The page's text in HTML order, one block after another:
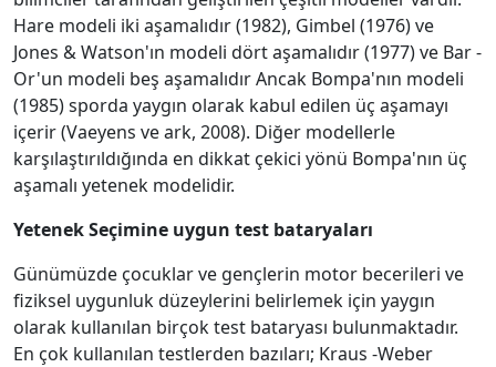
Hare modeli iki aşamalıdır (1982), Gimbel (1976) ve
Jones & Watson'ın modeli dört aşamalıdır (1977) ve Bar -
Or'un modeli beş aşamalıdır Ancak Bompa'nın modeli
(1985) sporda yaygın olarak kabul edilen üç aşamayı
içerir (Vaeyens ve ark, 2008). Diğer modellerle
karşılaştırıldığında en dikkat çekici yönü Bompa'nın üç
aşamalı yetenek modelidir.
Yetenek Seçimine uygun test bataryaları
Günümüzde çocuklar ve gençlerin motor becerileri ve
fiziksel uygunluk düzeylerini belirlemek için yaygın
olarak kullanılan birçok test bataryası bulunmaktadır.
En çok kullanılan testlerden bazıları; Kraus -Weber